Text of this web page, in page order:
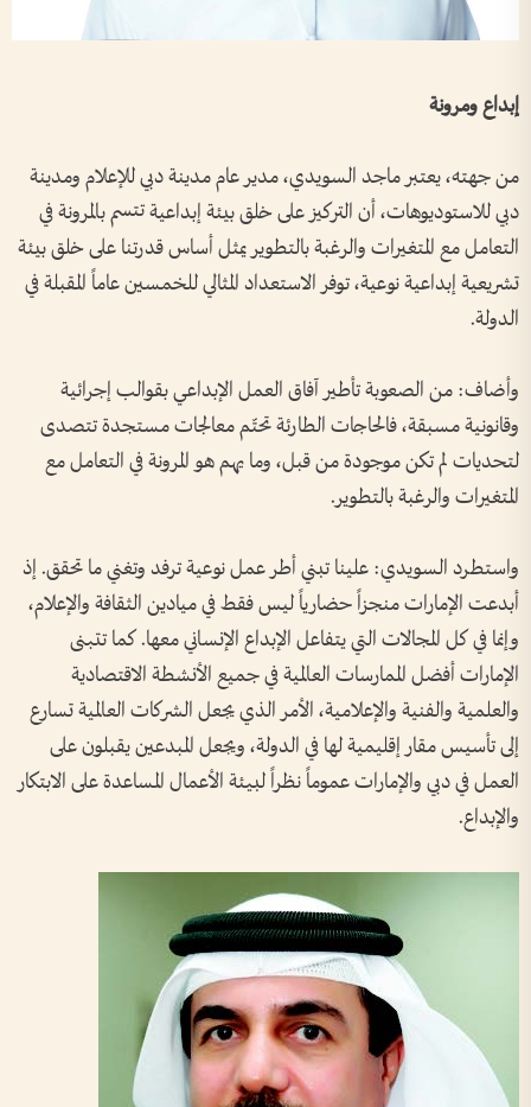
إبداع ومرونة
من جهته، يعتبر ماجد السويدي، مدير عام مدينة دبي للإعلام ومدينة
دبي للاستوديوهات، أن التركيز على خلق بيئة إبداعية تتسم بالمرونة في
التعامل مع المتغيرات والرغبة بالتطوير يمثل أساس قدرتنا على خلق بيئة
تشريعية إبداعية نوعية، توفر الاستعداد المثالي للخمسين عاماً المقبلة في
الدولة.
وأضاف: من الصعوبة تأطير آفاق العمل الإبداعي بقوالب إجرائية
وقانونية مسبقة، فالحاجات الطارئة تحتّم معالجات مستجدة تتصدى
لتحديات لم تكن موجودة من قبل، وما يهم هو المرونة في التعامل مع
المتغيرات والرغبة بالتطوير.
واستطرد السويدي: علينا تبني أطر عمل نوعية ترفد وتغني ما تحقق. إذ
أبدعت الإمارات منجزاً حضارياً ليس فقط في ميادين الثقافة والإعلام،
وإنما في كل المجالات التي يتفاعل الإبداع الإنساني معها. كما تتبنى
الإمارات أفضل الممارسات العالمية في جميع الأنشطة الاقتصادية
والعلمية والفنية والإعلامية، الأمر الذي يجعل الشركات العالمية تسارع
إلى تأسيس مقار إقليمية لها في الدولة، ويجعل المبدعين يقبلون على
العمل في دبي والإمارات عموماً نظراً لبيئة الأعمال المساعدة على الابتكار
والإبداع.